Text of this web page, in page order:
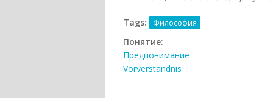
Tags: Философия
Понятие:
Предпонимание
Vorverstandnis